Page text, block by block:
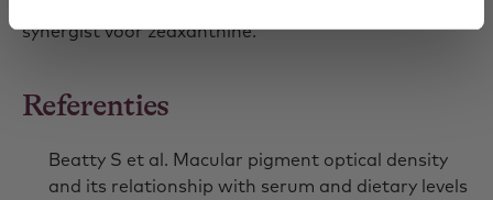
synergist voor zeaxanthine.
Referenties
Beatty S et al. Macular pigment optical density
and its relationship with serum and dietary levels